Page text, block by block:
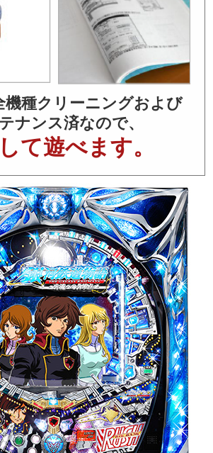
機種クリーニングおよび
ナンス済なので、
て遊べます。